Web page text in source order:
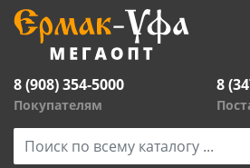
8 (908) 354-5000
Покупателям
8